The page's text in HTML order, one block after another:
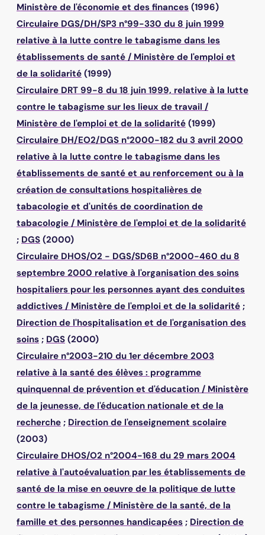
Ministère de l'économie et des finances (1996)
Circulaire DGS/DH/SP3 n°99-330 du 8 juin 1999
relative à la lutte contre le tabagisme dans les
établissements de santé / Ministère de l'emploi et
de la solidarité (1999)
Circulaire DRT 99-8 du 18 juin 1999, relative à la lutte
contre le tabagisme sur les lieux de travail /
Ministère de l'emploi et de la solidarité (1999)
Circulaire DH/EO2/DGS n°2000-182 du 3 avril 2000
relative à la lutte contre le tabagisme dans les
établissements de santé et au renforcement ou à la
création de consultations hospitalières de
tabacologie et d'unités de coordination de
tabacologie / Ministère de l'emploi et de la solidarité
; DGS (2000)
Circulaire DHOS/O2 - DGS/SD6B n°2000-460 du 8
septembre 2000 relative à l'organisation des soins
hospitaliers pour les personnes ayant des conduites
addictives / Ministère de l'emploi et de la solidarité ;
Direction de l'hospitalisation et de l'organisation des
soins ; DGS (2000)
Circulaire n°2003-210 du 1er décembre 2003
relative à la santé des élèves : programme
quinquennal de prévention et d'éducation / Ministère
de la jeunesse, de l'éducation nationale et de la
recherche ; Direction de l'enseignement scolaire
(2003)
Circulaire DHOS/O2 n°2004-168 du 29 mars 2004
relative à l'autoévaluation par les établissements de
santé de la mise en oeuvre de la politique de lutte
contre le tabagisme / Ministère de la santé, de la
famille et des personnes handicapées ; Direction de